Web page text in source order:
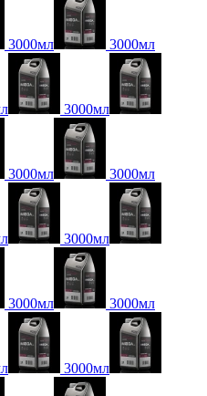
3000мл 3000мл
3000мл
3000мл 3000мл
3000мл
3000мл 3000мл
3000мл